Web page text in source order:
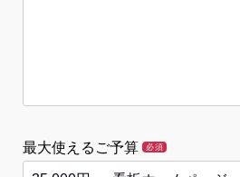
最大使えるご予算 必須